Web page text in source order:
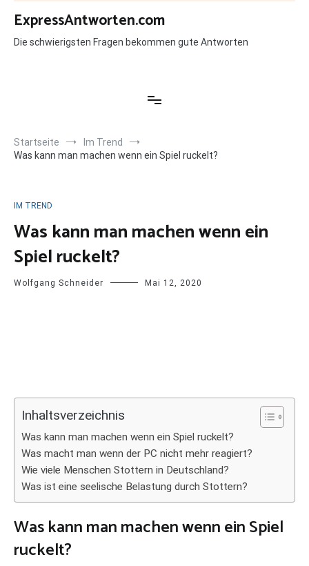
Zum
Inhalt
springen
ExpressAntworten.com
Die schwierigsten Fragen bekommen gute Antworten
Startseite
Im Trend
Was kann man machen wenn ein Spiel ruckelt?
IM TREND
Was kann man machen wenn ein
Spiel ruckelt?
Wolfgang Schneider Mai 12, 2020
Inhaltsverzeichnis
Was kann man machen wenn ein Spiel ruckelt?
Was macht man wenn der PC nicht mehr reagiert?
Wie viele Menschen Stottern in Deutschland?
Was ist eine seelische Belastung durch Stottern?
Was kann man machen wenn ein Spiel
ruckelt?